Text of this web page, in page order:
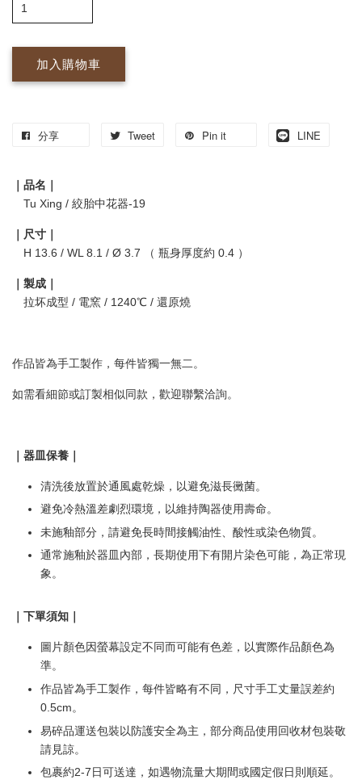
加入購物車
分享 Tweet Pin it LINE
｜品名｜
Tu Xing / 絞胎中花器-19
｜尺寸｜
H 13.6 / WL 8.1 / Ø 3.7 （ 瓶身厚度約 0.4 ）
｜製成｜
拉坏成型 / 電窯 / 1240℃ / 還原燒
作品皆為手工製作，每件皆獨一無二。
如需看細節或訂製相似同款，歡迎聯繫洽詢。
｜器皿保養｜
清洗後放置於通風處乾燥，以避免滋長黴菌。
避免冷熱溫差劇烈環境，以維持陶器使用壽命。
未施釉部分，請避免長時間接觸油性、酸性或染色物質。
通常施釉於器皿內部，長期使用下有開片染色可能，為正常現
象。
｜下單須知｜
圖片顏色因螢幕設定不同而可能有色差，以實際作品顏色為
準。
作品皆為手工製作，每件皆略有不同，尺寸手工丈量誤差約
0.5cm。
易碎品運送包裝以防護安全為主，部分商品使用回收材包裝敬
請見諒。
包裹約2-7日可送達，如遇物流量大期間或國定假日則順延。